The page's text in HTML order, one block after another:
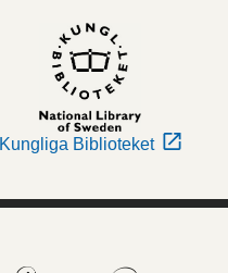
Kungliga Biblioteket